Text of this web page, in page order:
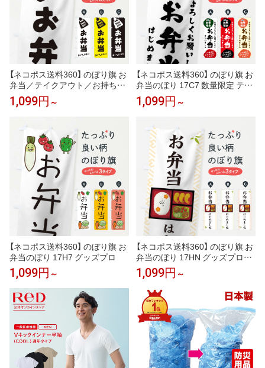
【ネコポス送料360】 のぼり旗 お
弁当／テイクアウト／お持ち帰
りのぼり 2X6X グッズプロ 【名
入れできます+1017円】
1,099円 ～
【ネコポス送料360】 のぼり旗 お
弁当のぼり 17C7 数量限定 テイ
クアウト グッズプロ 【名入れで
きます+1017円】
1,099円 ～
【ネコポス送料360】 のぼり旗 お
弁当のぼり 17H7 グッズプロ
1,099円 ～
【ネコポス送料360】 のぼり旗 お
弁当のぼり 17HN グッズプロ
【名入れできます+1017円】
1,099円 ～